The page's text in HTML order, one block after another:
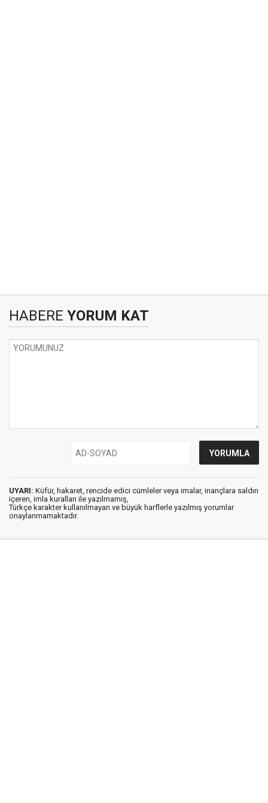
HABERE YORUM KAT
UYARI: Küfür, hakaret, rencide edici cümleler veya imalar, inançlara saldırı
içeren, imla kuralları ile yazılmamış,
Türkçe karakter kullanılmayan ve büyük harflerle yazılmış yorumlar
onaylanmamaktadır.